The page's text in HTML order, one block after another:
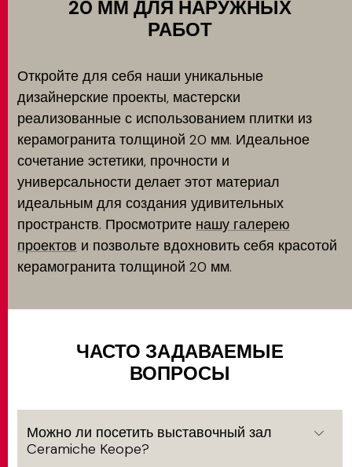
20 ММ ДЛЯ НАРУЖНЫХ
РАБОТ
Откройте для себя наши уникальные
дизайнерские проекты, мастерски
реализованные с использованием плитки из
керамогранита толщиной 20 мм. Идеальное
сочетание эстетики, прочности и
универсальности делает этот материал
идеальным для создания удивительных
пространств. Просмотрите нашу галерею
проектов и позвольте вдохновить себя красотой
керамогранита толщиной 20 мм.
ЧАСТО ЗАДАВАЕМЫЕ
ВОПРОСЫ
Можно ли посетить выставочный зал
Ceramiche Keope?